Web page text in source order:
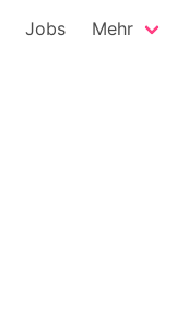
Jobs Mehr